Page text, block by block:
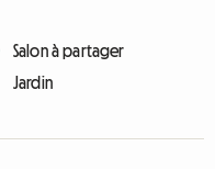
Salon à partager
Jardin